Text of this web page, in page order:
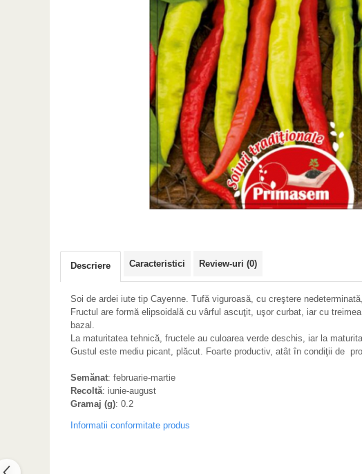
Descriere Caracteristici Review-uri (0)
Soi de ardei iute tip Cayenne. Tufă viguroasă, cu creştere
Fructul are formă elipsoidală cu vârful ascuţit, uşor curbat, iar cu
bazal.
La maturitatea tehnică, fructele au culoarea verde deschis, iar la
Gustul este mediu picant, plăcut. Foarte productiv, atât în condiţii de
Semănat: februarie-martie
Recoltă: iunie-august
Gramaj (g): 0.2
Informatii conformitate produs